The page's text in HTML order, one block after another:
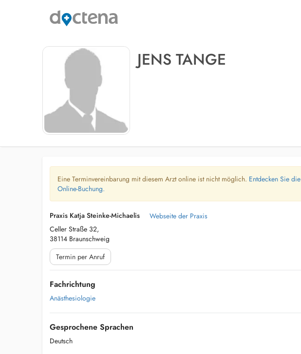
JENS TANGE
Eine Terminvereinbarung mit diesem Arzt online ist nicht möglich. Entdecken Sie die
Online-Buchung.
Praxis Katja Steinke-Michaelis
Celler Straße 32,
38114 Braunschweig
Webseite der Praxis
Termin per Anruf
Fachrichtung
Anästhesiologie
Gesprochene Sprachen
Deutsch